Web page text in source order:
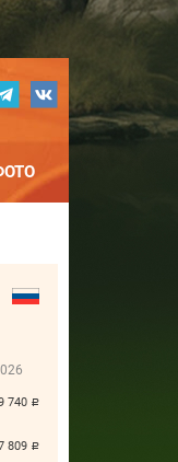
740 руб.
809 руб.